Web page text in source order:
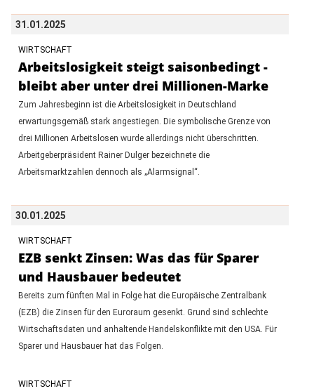
31.01.2025
WIRTSCHAFT
Arbeitslosigkeit steigt saisonbedingt -
bleibt aber unter drei Millionen-Marke
Zum Jahresbeginn ist die Arbeitslosigkeit in Deutschland
erwartungsgemäß stark angestiegen. Die symbolische Grenze von
drei Millionen Arbeitslosen wurde allerdings nicht überschritten.
Arbeitgeberpräsident Rainer Dulger bezeichnete die
Arbeitsmarktzahlen dennoch als „Alarmsignal“.
30.01.2025
WIRTSCHAFT
EZB senkt Zinsen: Was das für Sparer
und Hausbauer bedeutet
Bereits zum fünften Mal in Folge hat die Europäische Zentralbank
(EZB) die Zinsen für den Euroraum gesenkt. Grund sind schlechte
Wirtschaftsdaten und anhaltende Handelskonflikte mit den USA. Für
Sparer und Hausbauer hat das Folgen.
WIRTSCHAFT